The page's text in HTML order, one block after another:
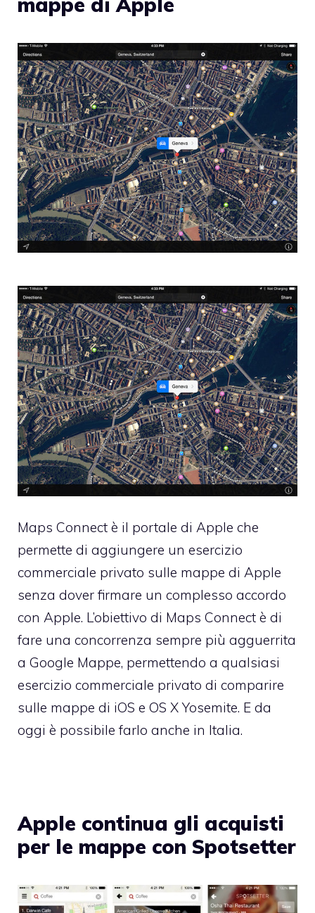
Maps Connect è il portale di Apple che
permette di aggiungere un esercizio
commerciale privato sulle mappe di Apple
senza dover firmare un complesso accordo
con Apple. L’obiettivo di Maps Connect è di
fare una concorrenza sempre più agguerrita
a Google Mappe, permettendo a qualsiasi
esercizio commerciale privato di comparire
sulle mappe di iOS e OS X Yosemite. E da
oggi è possibile farlo anche in Italia.
Apple continua gli acquisti
per le mappe con Spotsetter